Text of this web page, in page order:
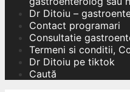
Dr Ditoiu –
Contact programari
Consultatie
Termeni si conditii,
Dr Ditoiu pe tiktok
Caută